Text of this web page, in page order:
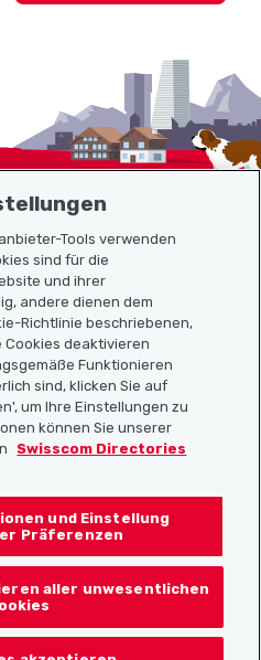
Tools verwenden
sind für die
und ihrer
andere dienen dem
Richtlinie beschriebenen,
Cookies deaktivieren
Funktionieren
sind, klicken Sie auf
um Ihre Einstellungen zu
können Sie unserer
Swisscom Directories
und Einstellung
Präferenzen
aller unwesentlichen